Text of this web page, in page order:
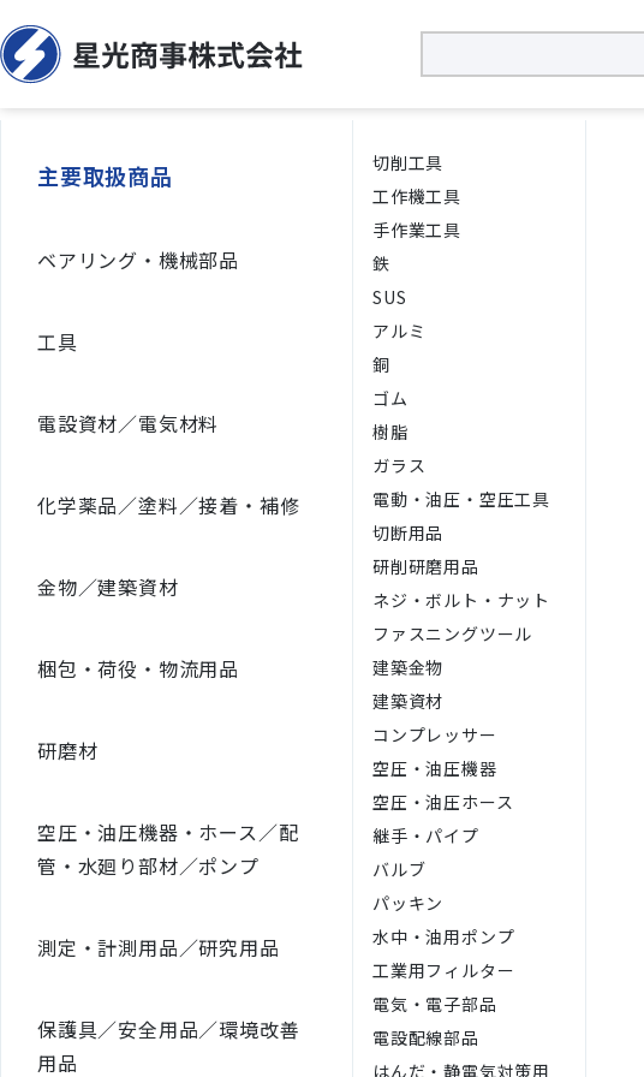
主要取扱商品
ベアリング・機械部品
工具
電設資材／電気材料
化学薬品／塗料／接着・補修
金物／建築資材
梱包・荷役・物流用品
研磨材
空圧・油圧機器・ホース／配
管・水廻り部材／ポンプ
測定・計測用品／研究用品
保護具／安全用品／環境改善
用品
切削⼯具
工作機工具
手作業工具
鉄
SUS
アルミ
銅
ゴム
樹脂
ガラス
電動・油圧・空圧工具
切断用品
研削研磨用品
ネジ・ボルト・ナット
ファスニングツール
建築金物
建築資材
コンプレッサー
空圧・油圧機器
空圧・油圧ホース
継手・パイプ
バルブ
パッキン
水中・油用ポンプ
工業用フィルター
電気・電子部品
電設配線部品
はんだ・静電気対策用